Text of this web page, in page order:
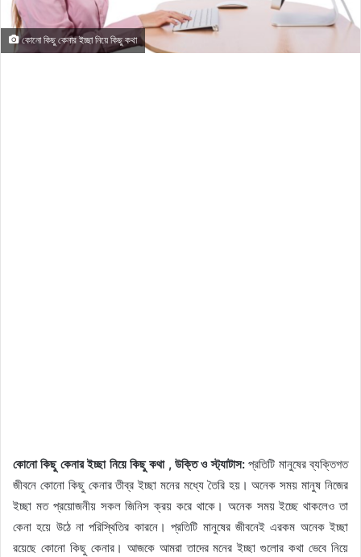
কোনো কিছু কেনার ইচ্ছা নিয়ে কিছু কথা
কোনো কিছু কেনার ইচ্ছা নিয়ে কিছু কথা , উক্তি ও স্ট্যাটাস:প্রতিটি মানুষের ব্যক্তিগত
জীবনে কোনো কিছু কেনার তীব্র ইচ্ছা মনের মধ্যে তৈরি হয়। অনেক সময় মানুষ নিজের
ইচ্ছা মত প্রয়োজনীয় সকল জিনিস ক্রয় করে থাকে। অনেক সময় ইচ্ছে থাকলেও তা
কেনা হয়ে উঠে না পরিস্থিতির কারনে। প্রতিটি মানুষের জীবনেই এরকম অনেক ইচ্ছা
রয়েছে কোনো কিছু কেনার। আজকে আমরা তাদের মনের ইচ্ছা গুলোর কথা ভেবে নিয়ে